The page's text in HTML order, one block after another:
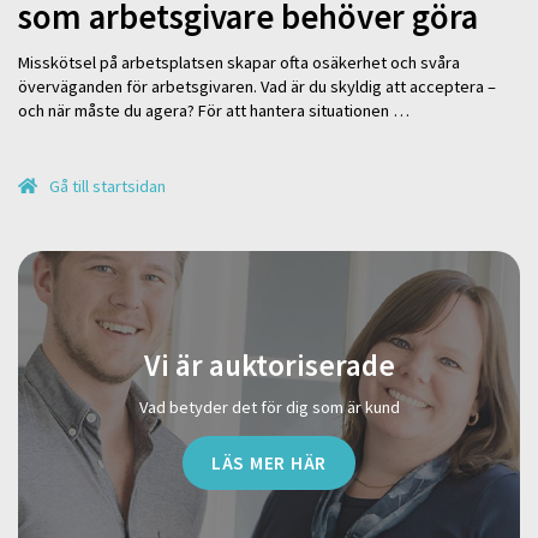
som arbetsgivare behöver göra
Misskötsel på arbetsplatsen skapar ofta osäkerhet och svåra
överväganden för arbetsgivaren. Vad är du skyldig att acceptera –
och när måste du agera? För att hantera situationen …
Gå till startsidan
Vi är auktoriserade
Vad betyder det för dig som är kund
LÄS MER HÄR